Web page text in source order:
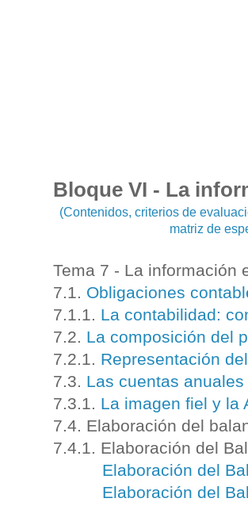
Bloque VI - La
(Contenidos, criterios de
matriz de
Tema 7 - La información
7.1. Obligaciones
7.1.1. La contabilidad:
7.2. La composición del
7.2.1. Representación
7.3. Las cuentas
7.3.1. La imagen fiel y la
7.4. Elaboración del
7.4.1. Elaboración del
Elaboración del
Elaboración del